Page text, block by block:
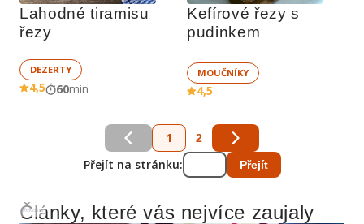
Lahodné tiramisu
řezy
DEZERTY
4,5 60min
Kefírové řezy s
pudinkem
MOUČNÍKY
4,5
1 2
Přejít na stránku: Přejít
Reklama
Články, které vás nejvíce zaujaly